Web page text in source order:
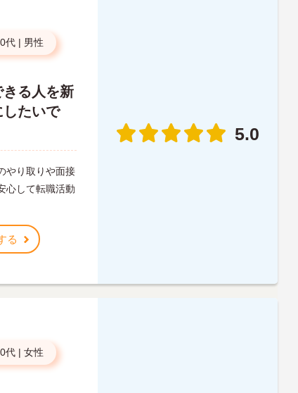
代 | 男性
る人を新
たいで
やり取りや面接
心して転職活動
る
5.0
代 | 女性